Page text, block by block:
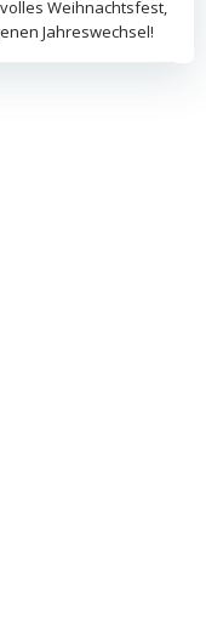
Weihnachtsfest,
Jahreswechsel!